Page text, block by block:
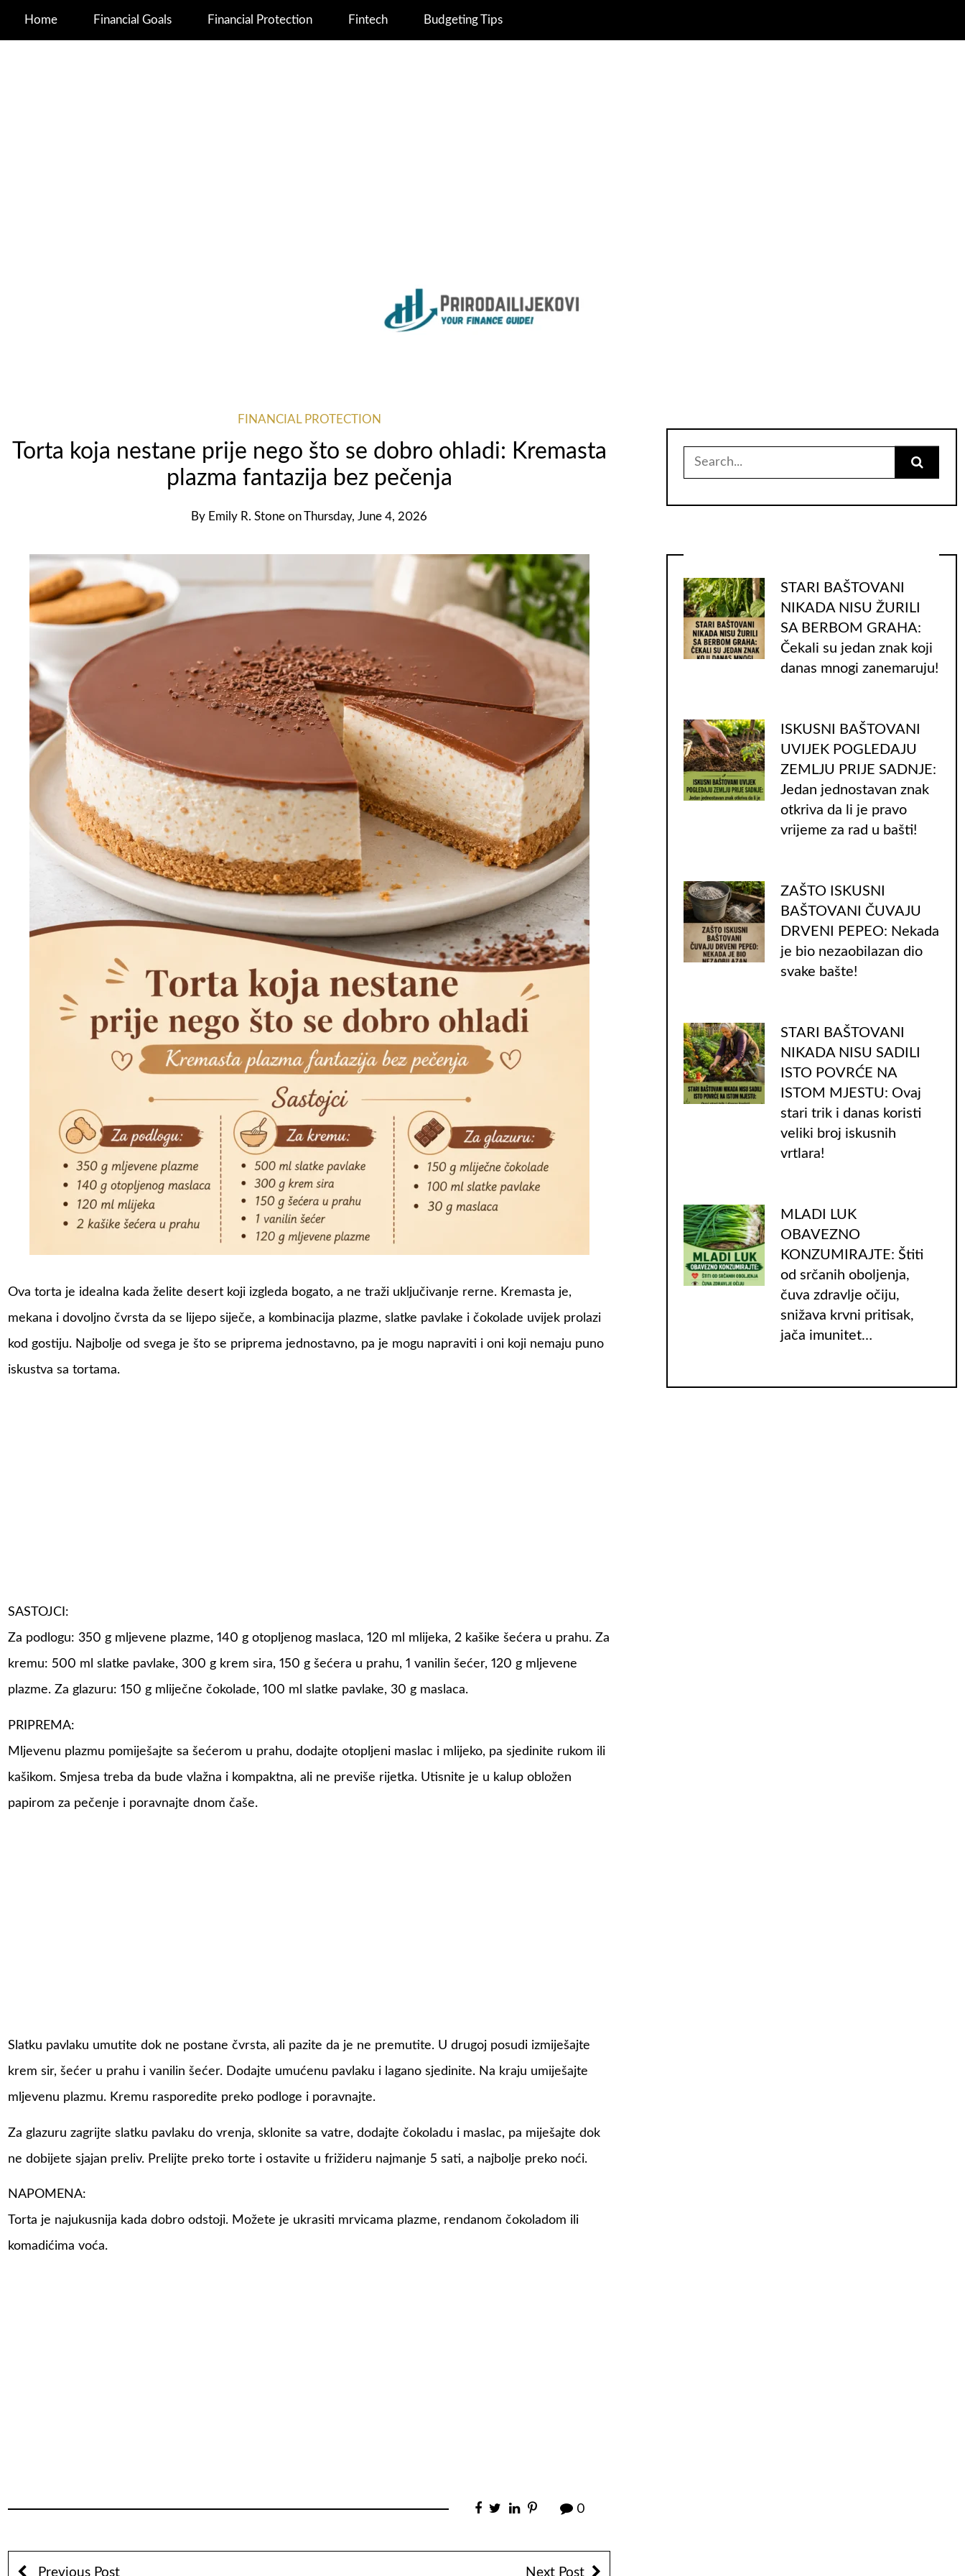
Home Financial Goals Financial Protection Fintech Budgeting Tips
FINANCIAL PROTECTION
Torta koja nestane prije nego što se dobro ohladi: Kremasta
plazma fantazija bez pečenja
By Emily R. Stone on Thursday, June 4, 2026
Ova torta je idealna kada želite desert koji izgleda bogato, a ne traži uključivanje rerne. Kremasta je,
mekana i dovoljno čvrsta da se lijepo siječe, a kombinacija plazme, slatke pavlake i čokolade uvijek prolazi
kod gostiju. Najbolje od svega je što se priprema jednostavno, pa je mogu napraviti i oni koji nemaju puno
iskustva sa tortama.
SASTOJCI:
Za podlogu: 350 g mljevene plazme, 140 g otopljenog maslaca, 120 ml mlijeka, 2 kašike šećera u prahu. Za
kremu: 500 ml slatke pavlake, 300 g krem sira, 150 g šećera u prahu, 1 vanilin šećer, 120 g mljevene
plazme. Za glazuru: 150 g mliječne čokolade, 100 ml slatke pavlake, 30 g maslaca.
PRIPREMA:
Mljevenu plazmu pomiješajte sa šećerom u prahu, dodajte otopljeni maslac i mlijeko, pa sjedinite rukom ili
kašikom. Smjesa treba da bude vlažna i kompaktna, ali ne previše rijetka. Utisnite je u kalup obložen
papirom za pečenje i poravnajte dnom čaše.
Slatku pavlaku umutite dok ne postane čvrsta, ali pazite da je ne premutite. U drugoj posudi izmiješajte
krem sir, šećer u prahu i vanilin šećer. Dodajte umućenu pavlaku i lagano sjedinite. Na kraju umiješajte
mljevenu plazmu. Kremu rasporedite preko podloge i poravnajte.
Za glazuru zagrijte slatku pavlaku do vrenja, sklonite sa vatre, dodajte čokoladu i maslac, pa miješajte dok
ne dobijete sjajan preliv. Prelijte preko torte i ostavite u frižideru najmanje 5 sati, a najbolje preko noći.
NAPOMENA:
Torta je najukusnija kada dobro odstoji. Možete je ukrasiti mrvicama plazme, rendanom čokoladom ili
komadićima voća.
0
Previous Post Next Post
Search
STARI BAŠTOVANI
NIKADA NISU ŽURILI
SA BERBOM GRAHA:
Čekali su jedan znak koji
danas mnogi zanemaruju!
ISKUSNI BAŠTOVANI
UVIJEK POGLEDAJU
ZEMLJU PRIJE SADNJE:
Jedan jednostavan znak
otkriva da li je pravo
vrijeme za rad u bašti!
ZAŠTO ISKUSNI
BAŠTOVANI ČUVAJU
DRVENI PEPEO: Nekada
je bio nezaobilazan dio
svake bašte!
STARI BAŠTOVANI
NIKADA NISU SADILI
ISTO POVRĆE NA
ISTOM MJESTU: Ovaj
stari trik i danas koristi
veliki broj iskusnih
vrtlara!
MLADI LUK
OBAVEZNO
KONZUMIRAJTE: Štiti
od srčanih oboljenja,
čuva zdravlje očiju,
snižava krvni pritisak,
jača imunitet…